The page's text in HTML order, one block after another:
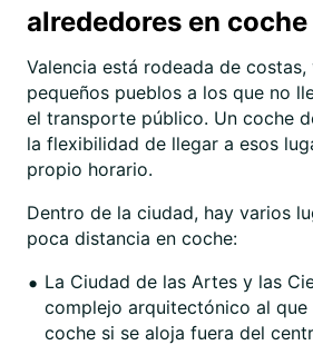
alrededores en coche
Valencia está rodeada de
pequeños pueblos a los que no
el transporte público. Un coche
la flexibilidad de llegar a esos
propio horario.
Dentro de la ciudad, hay varios
poca distancia en coche:
La Ciudad de las Artes y las
complejo arquitectónico al que
coche si se aloja fuera del